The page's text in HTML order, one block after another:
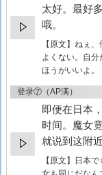
太好。最好
哦。
【原文】 ねぇ、
よくない。自
ほうがいいよ。
登录⑦（AP满）
即便在日本
时间。魔女
就说到这附
【原文】
日本